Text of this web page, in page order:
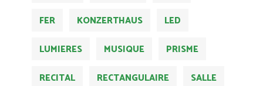
FER
KONZERTHAUS
LED
LUMIERES
MUSIQUE
PRISME
RECITAL
RECTANGULAIRE SALLE